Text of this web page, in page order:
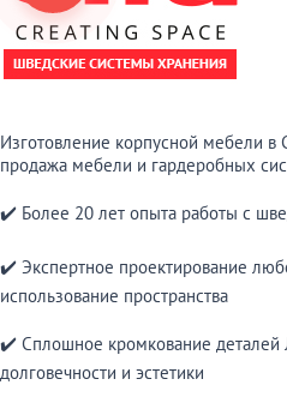
Изготовление корпусной мебели в
продажа мебели и гардеробных
✔️ Более 20 лет опыта работы с
✔️ Экспертное проектирование
использование пространства
✔️ Сплошное кромкование деталей
долговечности и эстетики